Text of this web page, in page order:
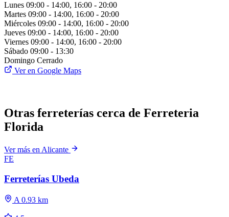
Lunes 09:00 - 14:00, 16:00 - 20:00
Martes 09:00 - 14:00, 16:00 - 20:00
Miércoles 09:00 - 14:00, 16:00 - 20:00
Jueves 09:00 - 14:00, 16:00 - 20:00
Viernes 09:00 - 14:00, 16:00 - 20:00
Sábado 09:00 - 13:30
Domingo Cerrado
Ver en Google Maps
Otras ferreterías cerca de Ferreteria
Florida
Ver más en Alicante
FE
Ferreterías Ubeda
A 0.93 km